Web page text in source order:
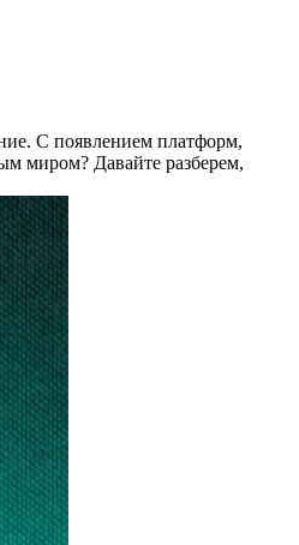
С появлением платформ,
миром? Давайте разберем,